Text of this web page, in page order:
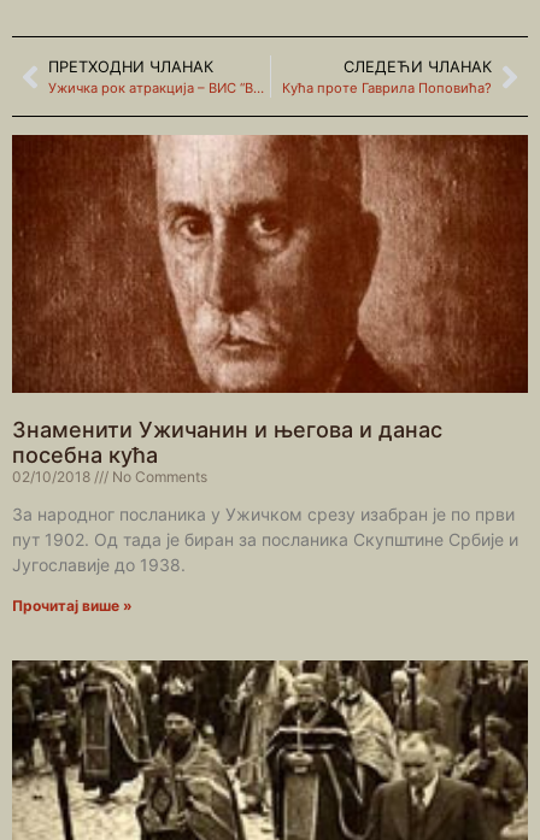
ПРЕТХОДНИ ЧЛАНАК
Ужичка рок атракција – ВИС “Вихори”
СЛЕДЕЋИ ЧЛАНАК
Кућа проте Гаврила Поповића?
Знаменити Ужичанин и његова и данас
посебна кућа
02/10/2018 No Comments
За народног посланика у Ужичком срезу изабран је по први
пут 1902. Од тада је биран за посланика Скупштине Србије и
Југославије до 1938.
Прочитај више »